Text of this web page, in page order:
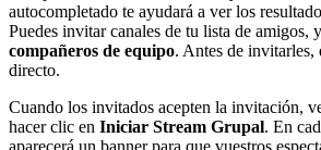
autocompletado te ayudará a ver los
Puedes invitar canales de tu lista de amigos,
compañeros de equipo. Antes de invitarles,
directo.
Cuando los invitados acepten la invitación,
hacer clic en Iniciar Stream Grupal. En
aparecerá un banner para que vuestros